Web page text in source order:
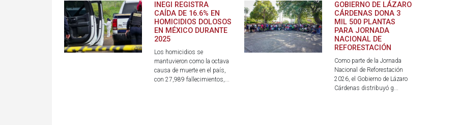
INEGI REGISTRA
CAÍDA DE 16.6% EN
HOMICIDIOS DOLOSOS
EN MÉXICO DURANTE
2025
Los homicidios se
mantuvieron como la octava
causa de muerte en el país,
con 27,989 fallecimientos,...
GOBIERNO DE LÁZARO
CÁRDENAS DONA 3
MIL 500 PLANTAS
PARA JORNADA
NACIONAL DE
REFORESTACIÓN
Como parte de la Jornada
Nacional de Reforestación
2026, el Gobierno de Lázaro
Cárdenas distribuyó g...